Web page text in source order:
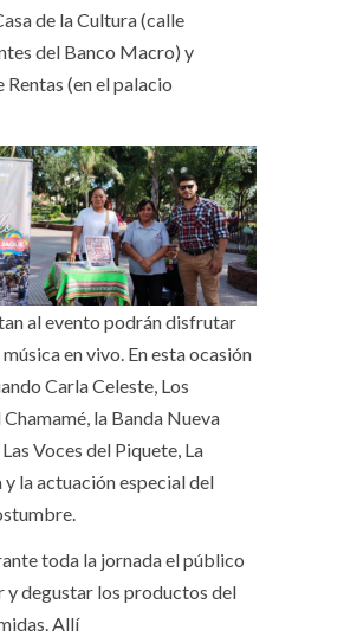
de la Cultura (calle
del Banco Macro) y
Rentas (en el palacio
al evento podrán disfrutar
en vivo. En esta ocasión
Carla Celeste, Los
la Banda Nueva
Voces del Piquete, La
y la actuación especial del
toda la jornada el público
y degustar los productos del
Allí